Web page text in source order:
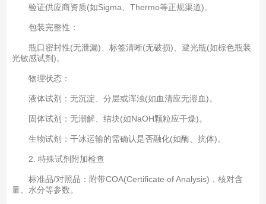
验证供应商资质(如Sigma、Thermo等正规渠道)。
包装完整性：
瓶口密封性(无泄漏)、标签清晰(无破损)、避光瓶(如棕色瓶装
光敏感试剂)。
物理状态：
液体试剂：无沉淀、分层或浑浊(如血清应无溶血)。
固体试剂：无潮解、结块(如NaOH颗粒应干燥)。
生物试剂：干冰运输的需确认是否融化(如酶、抗体)。
2. 特殊试剂附加检查
标准品/对照品：附带COA(Certificate of Analysis)，核对含
量、水分等参数。